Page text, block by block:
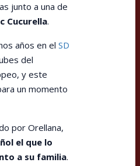
junto a una de
Cucurella.
años en el SD
del
y este
un momento
por Orellana,
el que lo
a su familia.